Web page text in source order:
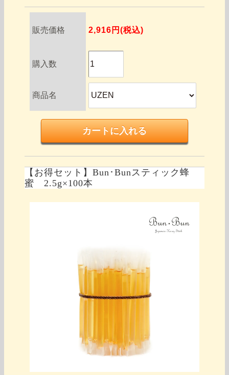
販売価格 2,916円(税込)
購入数
商品名
【お得セット】Bun･Bunスティック蜂
蜜 2.5g×100本